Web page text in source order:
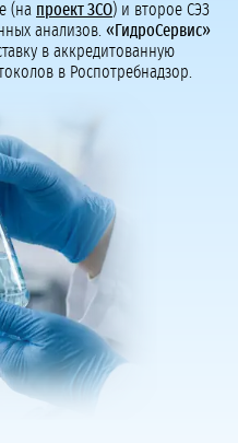
(на проект ЗСО) и второе СЭЗ
анализов. «ГидроСервис»
в аккредитованную
в Роспотребнадзор.